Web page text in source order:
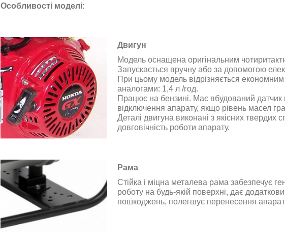
Особливості моделі:
Двигун
Модель оснащена оригінальним
Запускається вручну або за допомогою
При цьому модель відрізняється
аналогами: 1,4 л /год.
Працює на бензині. Має вбудований
відключення апарату, якщо рівень масел
Деталі двигуна виконані з якісних твердих
довговічність роботи апарату.
Рама
Стійка і міцна металева рама забезпечує
роботу на будь-якій поверхні, дає
пошкоджень, полегшує перенесення